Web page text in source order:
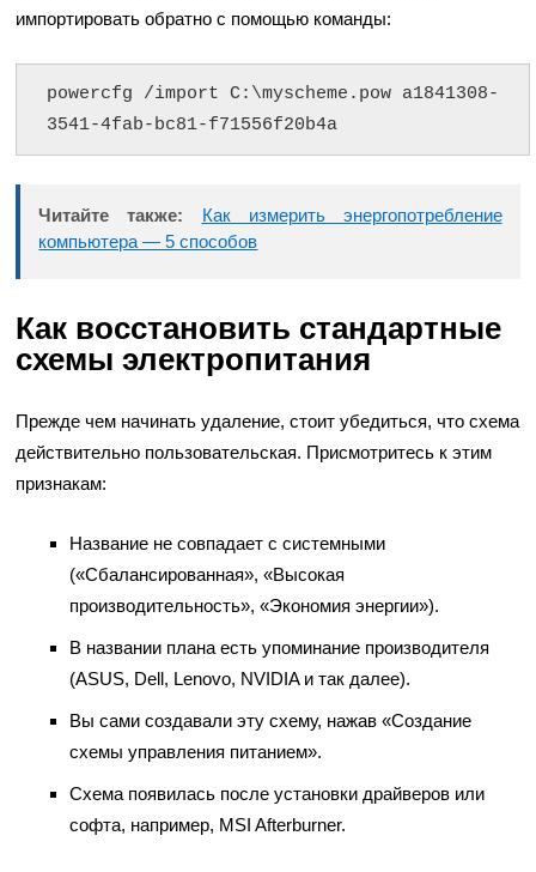
импортировать обратно с помощью команды:
powercfg /import C:\myscheme.pow a1841308-
3541-4fab-bc81-f71556f20b4a
Читайте также:
Как измерить энергопотребление
компьютера — 5 способов
Как восстановить стандартные
схемы электропитания
Прежде чем начинать удаление, стоит убедиться, что схема
действительно пользовательская. Присмотритесь к этим
признакам:
Название не совпадает с системными
(«Сбалансированная», «Высокая
производительность», «Экономия энергии»).
В названии плана есть упоминание производителя
(ASUS, Dell, Lenovo, NVIDIA и так далее).
Вы сами создавали эту схему, нажав «Создание
схемы управления питанием».
Схема появилась после установки драйверов или
софта, например, MSI Afterburner.